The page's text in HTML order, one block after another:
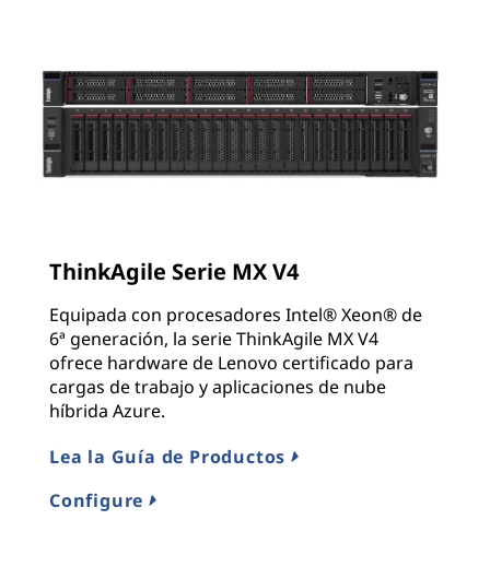
ThinkAgile Serie MX V4
Equipada con procesadores Intel® Xeon® de
6ª generación, la serie ThinkAgile MX V4
ofrece hardware de Lenovo certificado para
cargas de trabajo y aplicaciones de nube
híbrida Azure.
Lea la Guía de Productos
Configure